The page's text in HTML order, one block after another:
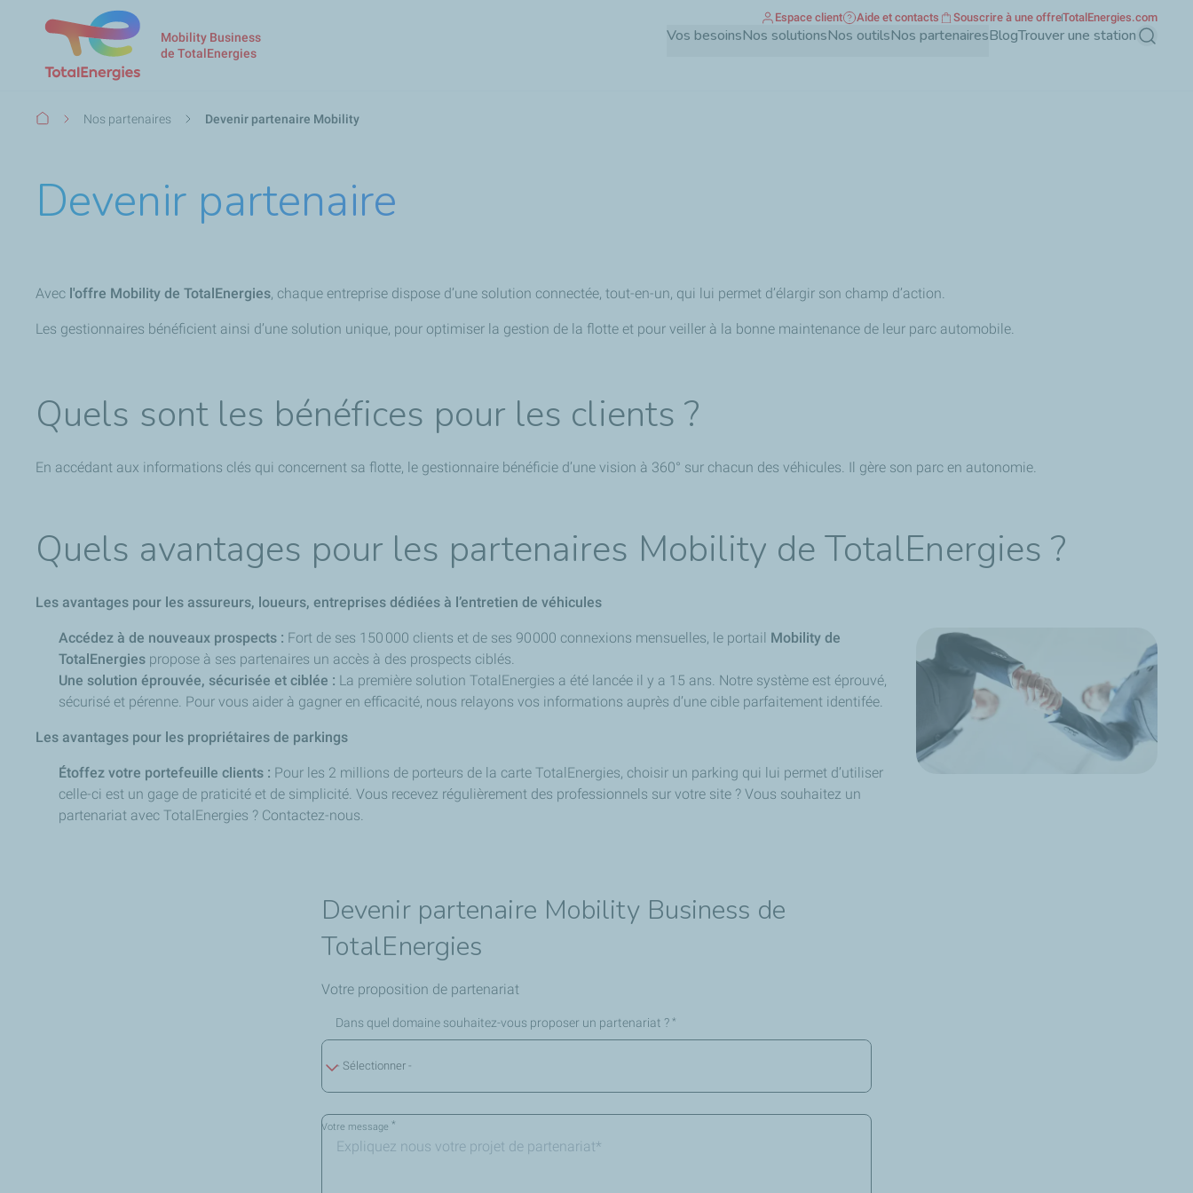
Mobility Business
de TotalEnergies
Vos besoinsNos solutionsNos outilsNos partenairesBlogTrouver une station
Espace client Aide et contacts Souscrire à une offreTotalEnergies.com
Fil
Nos partenaires Devenir partenaire Mobility
Devenir partenaire
Avec l'offre Mobility de TotalEnergies, chaque entreprise dispose d’une solution connectée, tout-en-un, qui lui permet d’élargir son champ d’action.
Les gestionnaires bénéficient ainsi d’une solution unique, pour optimiser la gestion de la flotte et pour veiller à la bonne maintenance de leur parc automobile.
Quels sont les bénéfices pour les clients ?
En accédant aux informations clés qui concernent sa flotte, le gestionnaire bénéficie d’une vision à 360° sur chacun des véhicules. Il gère son parc en autonomie.
Quels avantages pour les partenaires Mobility de TotalEnergies ?
Les avantages pour les assureurs, loueurs, entreprises dédiées à l’entretien de véhicules
Accédez à de nouveaux prospects : Fort de ses 150 000 clients et de ses 90 000 connexions mensuelles, le portail Mobility de
TotalEnergies propose à ses partenaires un accès à des prospects ciblés.
Une solution éprouvée, sécurisée et ciblée : La première solution TotalEnergies a été lancée il y a 15 ans. Notre système est éprouvé,
sécurisé et pérenne. Pour vous aider à gagner en efficacité, nous relayons vos informations auprès d’une cible parfaitement identifée.
Les avantages pour les propriétaires de parkings
Étoffez votre portefeuille clients : Pour les 2 millions de porteurs de la carte TotalEnergies, choisir un parking qui lui permet d’utiliser
celle-ci est un gage de praticité et de simplicité. Vous recevez régulièrement des professionnels sur votre site ? Vous souhaitez un
partenariat avec TotalEnergies ? Contactez-nous.
Devenir partenaire Mobility Business de
TotalEnergies
Votre proposition de partenariat
Dans quel domaine souhaitez-vous proposer un partenariat ? *
- Sélectionner -
Votre message *